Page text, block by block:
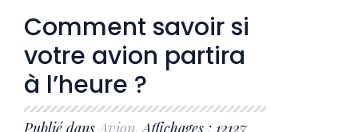
Comment savoir si
votre avion partira
à l’heure ?